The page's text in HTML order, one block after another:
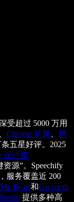
受超过 5000 万用
Chrome 扩展
网
五星好评。2025
设计奖
源”。Speechify
服务覆盖近 200
Mr. Beast和Gwyneth
提供多种高